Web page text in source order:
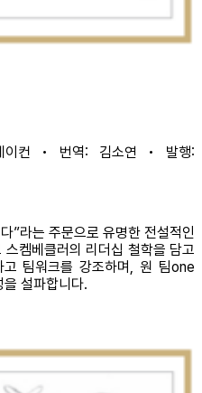
컨 • 번역: 김소연 • 발행:
”라는 주문으로 유명한 전설적인
켐베클러의 리더십 철학을 담고
팀워크를 강조하며, 원 팀one
설파합니다.